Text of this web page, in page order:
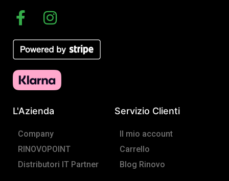
F
a
c
e
b
o
k
-
f
I
n
s
t
a
g
a
m
L'Azienda
Company
RINOVOPOINT
Distributori IT Partner
Servizio Clienti
Il mio account
Carrello
Blog Rinovo